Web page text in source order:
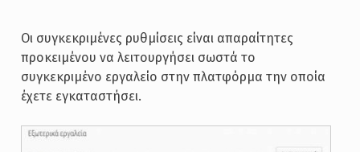
Οι συγκεκριμένες ρυθμίσεις είναι απαραίτητες
προκειμένου να λειτουργήσει σωστά το
συγκεκριμένο εργαλείο στην πλατφόρμα την οποία
έχετε εγκαταστήσει.